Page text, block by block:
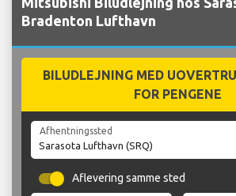
Bradenton Lufthavn
BILUDLEJNING MED
FOR PENGENE
Afhentningssted
Aflevering samme sted